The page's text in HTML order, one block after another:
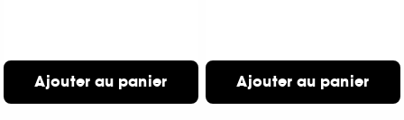
Ajouter au panier Ajouter au panier